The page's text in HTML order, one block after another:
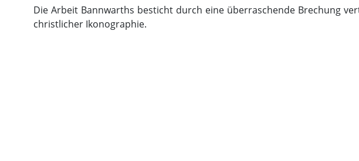
Die Arbeit Bannwarths besticht durch eine überraschende Brechung
christlicher Ikonographie.